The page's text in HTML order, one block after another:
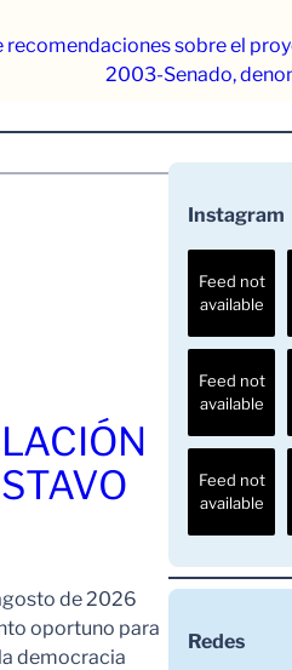
recomendaciones sobre el
2003-Senado,
de 2026
oportuno para
democracia
Instagram
Feed not
available
Feed not
available
Feed not
available
Redes